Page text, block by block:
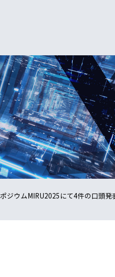
ウムMIRU2025にて4件の口頭